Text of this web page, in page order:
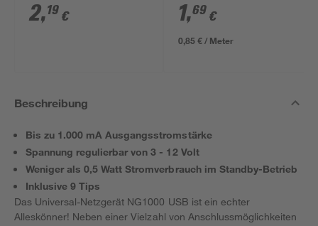
2,19 € 1,69 €
0,85 € / Meter
Beschreibung
Bis zu 1.000 mA Ausgangsstromstärke
Spannung regulierbar von 3 - 12 Volt
Weniger als 0,5 Watt Stromverbrauch im Standby-Betrieb
Inklusive 9 Tips
Das Universal-Netzgerät NG1000 USB ist ein echter
Alleskönner! Neben einer Vielzahl von Anschlussmöglichkeiten